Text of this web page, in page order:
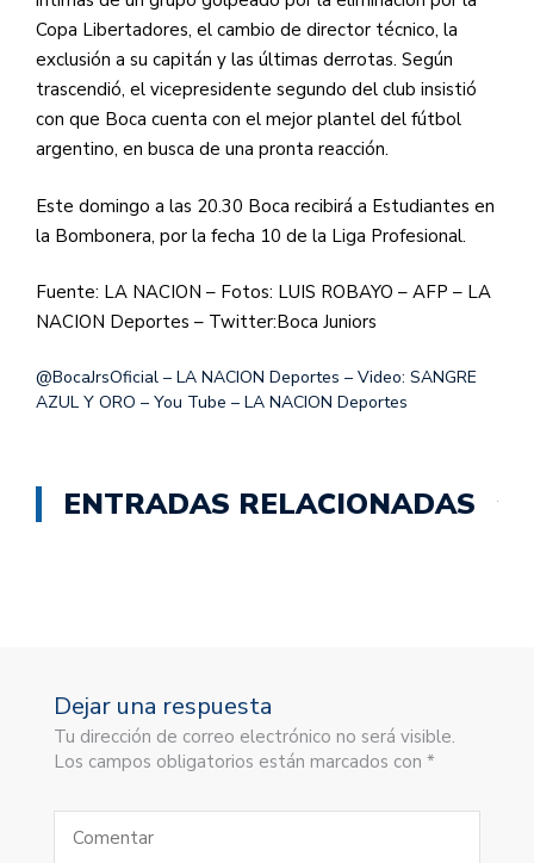
Copa Libertadores, el cambio de director técnico, la
exclusión a su capitán y las últimas derrotas. Según
trascendió, el vicepresidente segundo del club insistió
con que Boca cuenta con el mejor plantel del fútbol
argentino, en busca de una pronta reacción.
Este domingo a las 20.30 Boca recibirá a Estudiantes en
la Bombonera, por la fecha 10 de la Liga Profesional.
Fuente: LA NACION – Fotos: LUIS ROBAYO – AFP – LA
NACION Deportes – Twitter:Boca Juniors
@BocaJrsOficial – LA NACION Deportes – Video: SANGRE
AZUL Y ORO – You Tube – LA NACION Deportes
ENTRADAS RELACIONADAS
Dejar una respuesta
Tu dirección de correo electrónico no será visible.
Los campos obligatorios están marcados con *